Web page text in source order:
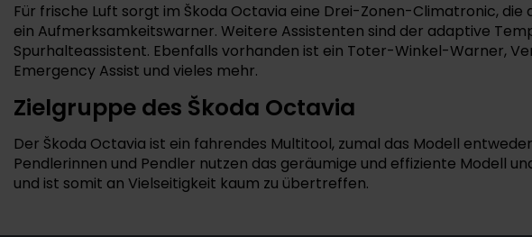
Für frische Luft sorgt im Škoda Octavia eine Drei-Zonen-Climatronic,
ein Aufmerksamkeitswarner. Weitere Assistenten sind der adaptive
Spurhalteassistent. Ebenfalls vorhanden ist ein Toter-Winkel-Warner,
Emergency Assist und vieles mehr.
Zielgruppe des Škoda Octavia
Der Škoda Octavia ist ein fahrendes Multitool, zumal das Modell
Pendlerinnen und Pendler nutzen das geräumige und effiziente Modell
und ist somit an Vielseitigkeit kaum zu übertreffen.